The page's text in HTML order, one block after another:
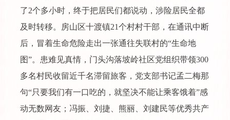
了2个多小时，终于把居民们都说动，涉险居民全都
及时转移。房山区十渡镇21个村村干部，在通讯中断
后，冒着生命危险走出一张通往失联村的“生命地
图”。患难见真情，门头沟落坡岭社区党组织带领300
多名村民收留近千名滞留旅客，党支部书记孟二梅那
句“只要我们有一口吃的，就坚决不能让乘客饿着”感
动无数网友；冯振、刘捷、熊丽、刘建民等优秀共产